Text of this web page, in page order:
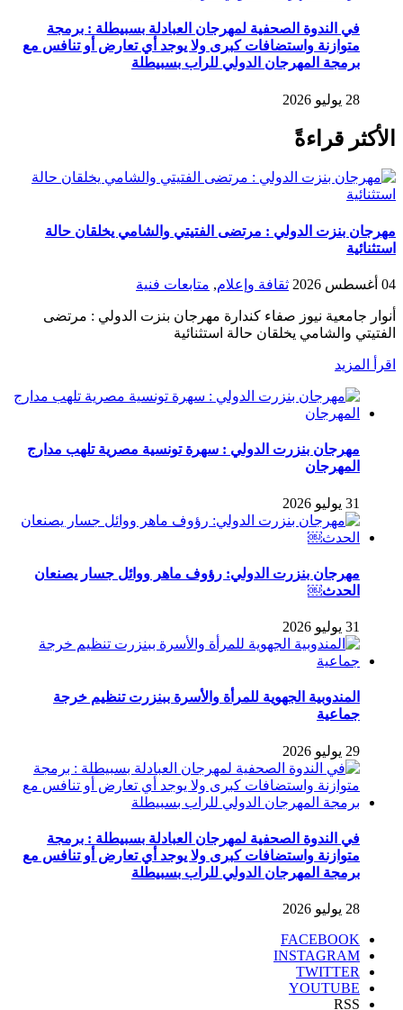
في الندوة الصحفية لمهرجان العبادلة بسبيطلة : برمجة
متوازنة واستضافات كبرى ولا يوجد أي تعارض أو تنافس مع
برمجة المهرجان الدولي للراب بسبيطلة
28 يوليو 2026
الأكثر قراءةً
مهرجان بنزت الدولي : مرتضى الفتيتي والشامي يخلقان حالة
استثنائية
04 أغسطس 2026 ثقافة وإعلام, متابعات فنية
أنوار جامعية نيوز صفاء كندارة مهرجان بنزت الدولي : مرتضى
الفتيتي والشامي يخلقان حالة استثنائية
اقرأ المزيد
مهرجان بنزرت الدولي : سهرة تونسية مصرية تلهب مدارج
المهرجان
31 يوليو 2026
مهرجان بنزرت الدولي: رؤوف ماهر ووائل جسار يصنعان
الحدث￼
31 يوليو 2026
المندوبية الجهوية للمرأة والأسرة ببنزرت تنظيم خرجة
جماعية
29 يوليو 2026
في الندوة الصحفية لمهرجان العبادلة بسبيطلة : برمجة
متوازنة واستضافات كبرى ولا يوجد أي تعارض أو تنافس مع
برمجة المهرجان الدولي للراب بسبيطلة
28 يوليو 2026
FACEBOOK
INSTAGRAM
TWITTER
YOUTUBE
RSS